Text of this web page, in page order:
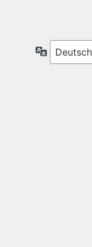
Sprache